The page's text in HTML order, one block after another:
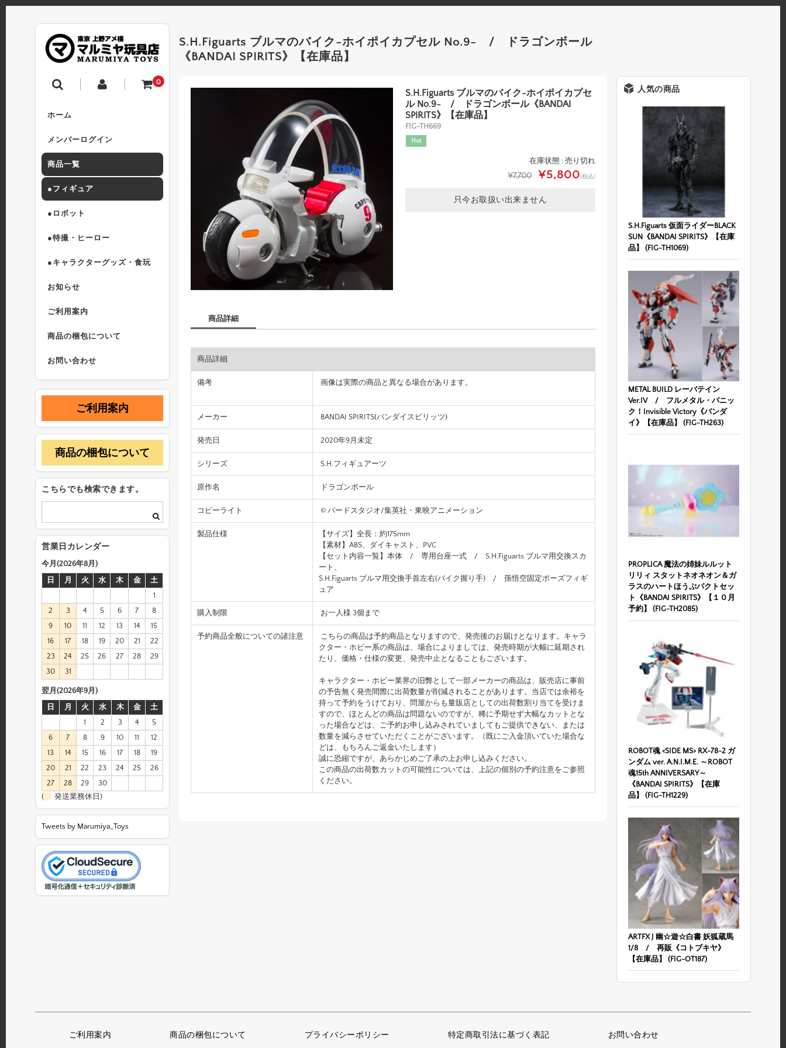
0
ホーム
メンバーログイン
商品一覧
●フィギュア
●ロボット
●特撮・ヒーロー
●キャラクターグッズ・食玩
お知らせ
ご利用案内
商品の梱包について
お問い合わせ
S.H.Figuarts ブルマのバイク-ホイポイカプセル No.9- / ドラゴンボール
《BANDAI SPIRITS》【在庫品】
S.H.Figuarts ブルマのバイク-ホイポイカプセ
ル No.9- / ドラゴンボール《BANDAI
SPIRITS》【在庫品】
FIG-TH669
Hot
在庫状態 : 売り切れ
¥7,700 ¥5,800(税込)
只今お取扱い出来ません
商品詳細
商品詳細
備考 画像は実際の商品と異なる場合があります。
メーカー BANDAI SPIRITS(バンダイスピリッツ)
発売日 2020年9月未定
シリーズ S.H.フィギュアーツ
原作名 ドラゴンボール
コピーライト © バードスタジオ/集英社・東映アニメーション
製品仕様
【サイズ】全長：約175mm
【素材】ABS、ダイキャスト、PVC
【セット内容一覧】本体 / 専用台座一式 / S.H.Figuarts ブルマ用交換スカ
ート、
S.H.Figuarts ブルマ用交換手首左右(バイク握り手) / 孫悟空固定ポーズフィギ
ュア
購入制限 お一人様 3個まで
予約商品全般についての諸注意
こちらの商品は予約商品となりますので、発売後のお届けとなります。キャラ
クター・ホビー系の商品は、場合によりましては、発売時期が大幅に延期され
たり、価格・仕様の変更、発売中止となることもございます。
キャラクター・ホビー業界の旧弊として一部メーカーの商品は、販売店に事前
の予告無く発売間際に出荷数量が削減されることがあります。当店では余裕を
持って予約をうけており、問屋からも量販店としての出荷数割り当てを受けま
すので、ほとんどの商品は問題ないのですが、稀に予期せず大幅なカットとな
った場合などは、ご予約お申し込みされていましてもご提供できない、または
数量を減らさせていただくことがございます。（既にご入金頂いていた場合な
どは、もちろんご返金いたします）
誠に恐縮ですが、あらかじめご了承の上お申し込みください。
この商品の出荷数カットの可能性については、上記の個別の予約注意をご参照
ください。
人気の商品
S.H.Figuarts 仮面ライダーBLACK
SUN《BANDAI SPIRITS》【在庫
品】 (FIG-TH1069)
METAL BUILD レーバテイン
Ver.IV / フルメタル・パニッ
ク！Invisible Victory《バンダ
イ》【在庫品】 (FIG-TH263)
PROPLICA 魔法の姉妹ルルット
リリィ スタットネオネオン＆ガ
ラスのハートほうぷパクトセッ
ト《BANDAI SPIRITS》【１０月
予約】 (FIG-TH2085)
ROBOT魂 <SIDE MS> RX-78-2 ガ
ンダム ver. A.N.I.M.E. ～ROBOT
魂15th ANNIVERSARY～
《BANDAI SPIRITS》【在庫
品】 (FIG-TH1229)
ARTFX J 幽☆遊☆白書 妖狐蔵馬
1/8 / 再販《コトブキヤ》
【在庫品】 (FIG-OT187)
ご利用案内
商品の梱包について
こちらでも検索できます。
営業日カレンダー
今月(2026年8月)
日
月 火 水 木 金
土
1
2
3 4 5 6 7
8
9
10 11 12 13 14
15
16
17 18 19 20 21
22
23
24 25 26 27 28
29
30
31
翌月(2026年9月)
日
月 火 水 木 金
土
1
2 3 4
5
6
7 8 9 10 11
12
13
14 15 16 17 18
19
20
21 22 23 24 25
26
27
28 29
30
(
発送業務休日)
Tweets by Marumiya_Toys
ご利用案内 商品の梱包について プライバシーポリシー 特定商取引法に基づく表記 お問い合わせ